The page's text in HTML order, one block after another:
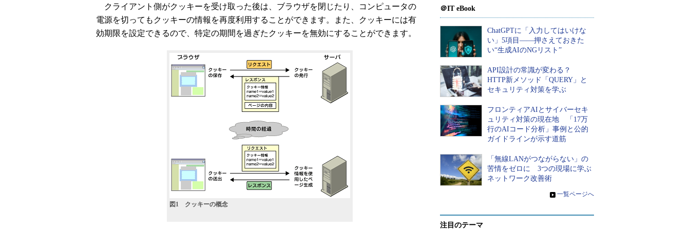
クライアント側がクッキーを受け取った後は、ブラウザを閉じたり、コンピュータの
電源を切ってもクッキーの情報を再度利用することができます。また、クッキーには有
効期限を設定できるので、特定の期間を過ぎたクッキーを無効にすることができます。
図1 クッキーの概念
＠IT eBook
ChatGPTに「入力してはいけな
い」5項目――押さえておきた
い“生成AIのNGリスト”
API設計の常識が変わる？
HTTP新メソッド「QUERY」と
セキュリティ対策を学ぶ
フロンティアAIとサイバーセキ
ュリティ対策の現在地 「17万
行のAIコード分析」事例と公的
ガイドラインが示す道筋
「無線LANがつながらない」の
苦情をゼロに 3つの現場に学ぶ
ネットワーク改善術
» 一覧ページへ
注目のテーマ